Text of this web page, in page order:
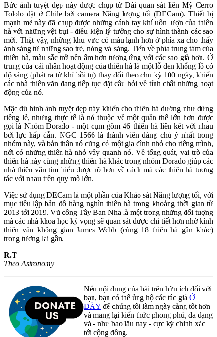
Bức ảnh tuyệt đẹp này được chụp từ Đài quan sát liên Mỹ Cerro
Tololo đặt ở Chile bởi camera Năng lượng tối (DECam). Thiết bị
mạnh mẽ này đã chụp được những cánh tay khí uốn lượn của thiên
hà với những vệt bụi - điều kiện lý tưởng cho sự hình thành các sao
mới. Thật vậy, những khu vực có màu lạnh hơn ở phía xa cho thấy
ánh sáng từ những sao trẻ, nóng và sáng. Tiến về phía trung tâm của
thiên hà, màu sắc trở nên ấm hơn tương ứng với các sao già hơn. Ở
trung của cái nhân hoạt động của thiên hà là một lỗ đen khổng lồ có
độ sáng (phát ra từ khí bồi tụ) thay đổi theo chu kỳ 100 ngày, khiến
các nhà thiên văn đang tiếp tục đặt câu hỏi về tính chất những hoạt
động của nó.
Mặc dù hình ảnh tuyệt đẹp này khiến cho thiên hà dường như đứng
riêng lẻ, nhưng thực tế là nó thuộc về một quần thể lớn hơn được
gọi là Nhóm Dorado - một cụm gồm 46 thiên hà liên kết với nhau
bởi lực hấp dẫn. NGC 1566 là thành viên đáng chú ý nhất trong
nhóm này, và bản thân nó cũng có một gia đình nhỏ cho riêng mình,
nới có những thiên hà nhỏ vây quanh nó. Về tổng quát, vai trò của
thiên hà này cùng những thiên hà khác trong nhóm Dorado giúp các
nhà thiên văn tìm hiểu được rõ hơn về cách mà các thiên hà tương
tác với nhau trên quy mô lớn.
Việc sử dụng DECam là một phần của Khảo sát Năng lượng tối, với
mục tiêu lập bản đồ hàng nghìn thiên hà trong khoảng thời gian từ
2013 tới 2019. Vũ công Tây Ban Nha là một trong những đối tượng
mà các nhà khoa học kỳ vọng sẽ quan sát được chi tiết hơn nhờ kính
thiên văn không gian James Webb (cùng 18 thiên hà gần khác)
trong tương lai gần.
R.T
Theo Astronomy
Nếu nội dung của bài trên hữu ích đối với
bạn, bạn có thể ủng hộ các tác giả Ở
ĐÂY để chúng tôi làm ngày càng tốt hơn
và mang lại kiến thức phong phú, đa dạng
và - như bao lâu nay - cực kỳ chính xác
tới cộng đồng.